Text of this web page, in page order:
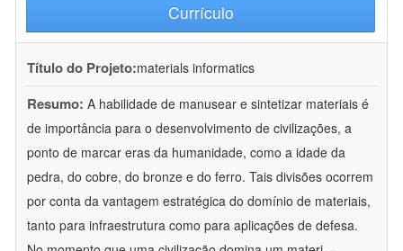
Currículo
Título do Projeto:materials informatics
Resumo: A habilidade de manusear e sintetizar materiais é
de importância para o desenvolvimento de civilizações, a
ponto de marcar eras da humanidade, como a idade da
pedra, do cobre, do bronze e do ferro. Tais divisões ocorrem
por conta da vantagem estratégica do domínio de materiais,
tanto para infraestrutura como para aplicações de defesa.